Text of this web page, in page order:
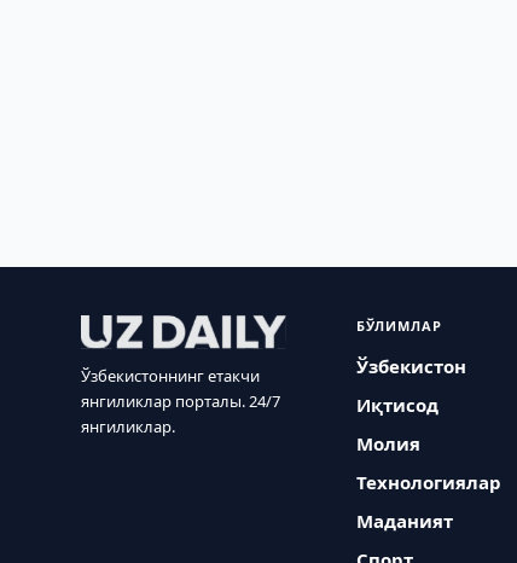
Ўзбекистоннинг етакчи
янгиликлар порталы. 24/7
янгиликлар.
БЎЛИМЛАР
Ўзбекистон
Иқтисод
Молия
Технологиялар
Маданият